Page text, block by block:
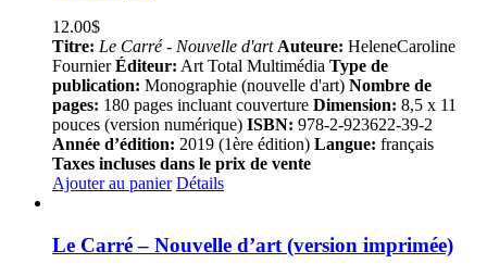
12.00$
Titre: Le Carré - Nouvelle d'art Auteure: HeleneCaroline
FournierÉditeur: Art Total Multimédia Type de
publication: Monographie (nouvelle d'art) Nombre de
pages: 180 pages incluant couverture Dimension: 8,5 x 11
pouces (version numérique) ISBN: 978-2-923622-39-2
Année d’édition: 2019 (1ère édition) Langue: français
Taxes incluses dans le prix de vente
Ajouter au panier Détails
Le Carré – Nouvelle d’art (version imprimée)